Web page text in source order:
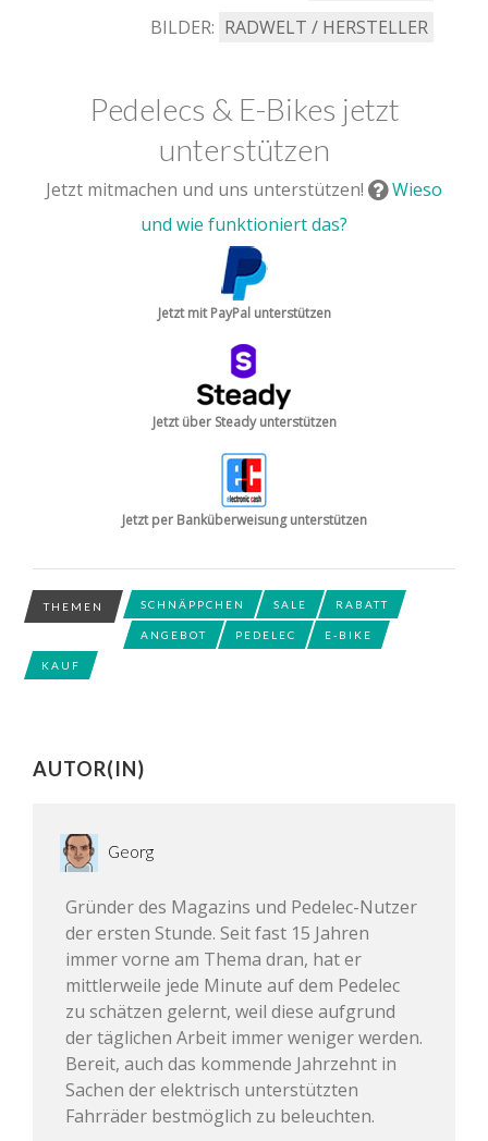
BILDER: RADWELT / HERSTELLER
Pedelecs & E-Bikes jetzt
unterstützen
Jetzt mitmachen und uns unterstützen!
Wieso
und wie funktioniert das?
Jetzt mit PayPal unterstützen
Jetzt über Steady unterstützen
Jetzt per Banküberweisung unterstützen
THEMEN SCHNÄPPCHEN SALE RABATT
ANGEBOT PEDELEC E-BIKE
KAUF
AUTOR(IN)
Georg
Gründer des Magazins und Pedelec-Nutzer
der ersten Stunde. Seit fast 15 Jahren
immer vorne am Thema dran, hat er
mittlerweile jede Minute auf dem Pedelec
zu schätzen gelernt, weil diese aufgrund
der täglichen Arbeit immer weniger werden.
Bereit, auch das kommende Jahrzehnt in
Sachen der elektrisch unterstützten
Fahrräder bestmöglich zu beleuchten.